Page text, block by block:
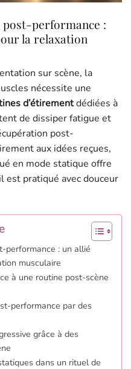
performance :
la relaxation
sur scène, la
nécessite une
d’étirementdédiées à
de dissiper fatigue et
post-
aux idées reçues,
en mode statique offre
est pratiqué avec douceur
performance : un allié
musculaire
à une routine post-scène
performance par des
grâce à des
dans un rituel de